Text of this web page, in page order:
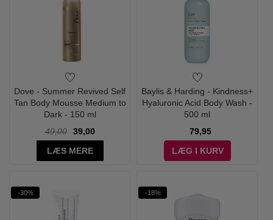
Dove - Summer Revived Self
Tan Body Mousse Medium to
Dark - 150 ml
49,00
39,00
LÆS MERE
Baylis & Harding - Kindness+
Hyaluronic Acid Body Wash -
500 ml
79,95
LÆG I KURV
-30% -18%